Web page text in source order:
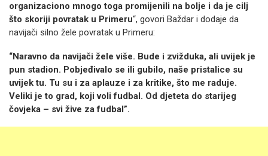
organizaciono mnogo toga promijenili na bolje i da je cilj
što skoriji povratak u Primeru“, govori Baždar i dodaje da
navijači silno žele povratak u Primeru:
“Naravno da navijači žele više. Bude i zvižduka, ali uvijek je
pun stadion. Pobjeđivalo se ili gubilo, naše pristalice su
uvijek tu. Tu su i za aplauze i za kritike, što me raduje.
Veliki je to grad, koji voli fudbal. Od djeteta do starijeg
čovjeka – svi žive za fudbal”.